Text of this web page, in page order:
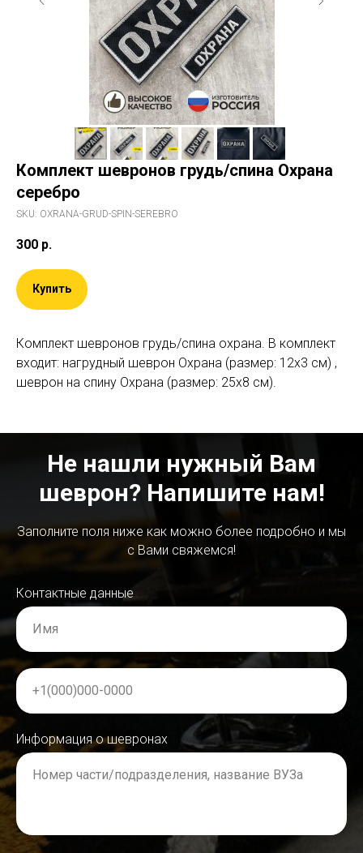
Комплект шевронов грудь/спина Охрана
серебро
SKU: OXRANA-GRUD-SPIN-SEREBRO
300 р.
Купить
Комплект шевронов грудь/спина охрана. В комплект
входит: нагрудный шеврон Охрана (размер: 12х3 см) ,
шеврон на спину Охрана (размер: 25х8 см).
Не нашли нужный Вам
шеврон? Напишите нам!
Заполните поля ниже как можно более подробно и мы
с Вами свяжемся!
Контактные данные
Имя
+1(000)000-0000
Информация о шевронах
Номер части/подразделения, название ВУЗа